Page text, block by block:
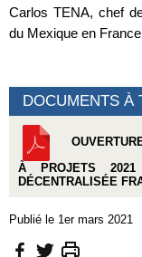
Carlos TENA, chef
du Mexique en France
DOCUMENTS À
À PROJETS
DÉCENTRALISÉE
Publié le 1er mars 2021